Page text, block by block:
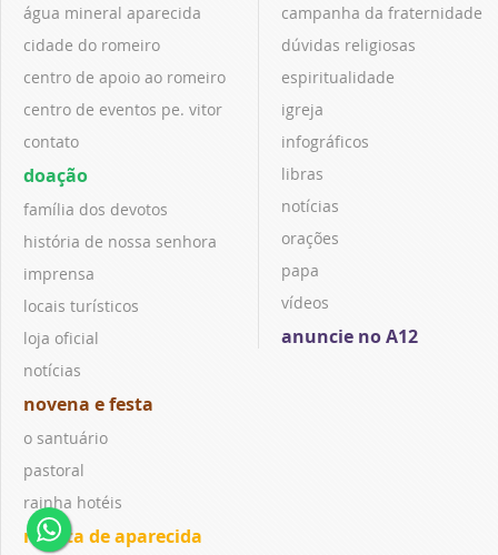
água mineral aparecida
cidade do romeiro
centro de apoio ao romeiro
centro de eventos pe. vitor
contato
doação
família dos devotos
história de nossa senhora
imprensa
locais turísticos
loja oficial
notícias
novena e festa
o santuário
pastoral
rainha hotéis
revista de aparecida
campanha da fraternidade
dúvidas religiosas
espiritualidade
igreja
infográficos
libras
notícias
orações
papa
vídeos
anuncie no A12